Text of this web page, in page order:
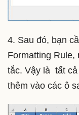
4. Sau đó, bạn
Formatting Rule,
tắc. Vậy là tất
thêm vào các ô